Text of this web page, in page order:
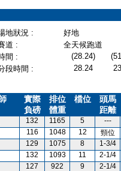
地狀況 :
好地
道 :
全天候跑道
間 : (28.24)
段時間 :
28.24
實際
負磅
排位
體重
檔位
頭馬
距離
132 1165 5 ---
116 1048 12 頸位
129 1075 8 1-3/4
132 1093 11 2-1/4
127 922 9 2-1/4